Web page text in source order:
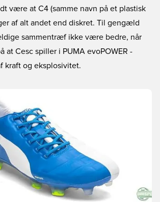
være at C4 (samme navn på et plastisk
af alt andet end diskret. Til gengæld
sammentræf ikke være bedre, når
at Cesc spiller i PUMA evoPOWER -
kraft og eksplosivitet.